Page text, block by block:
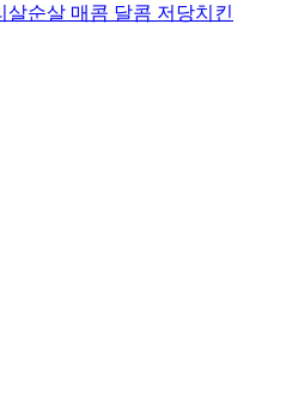
순살 매콤 달콤 저당치킨